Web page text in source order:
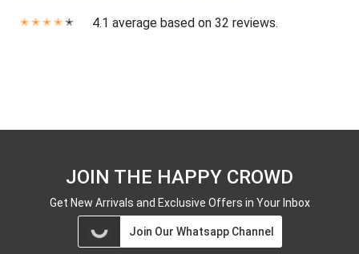
✭ ✭ ✭ ✭ ✭ 4.1 average based on 32 reviews.
JOIN THE HAPPY CROWD
Get New Arrivals and Exclusive Offers in Your Inbox
Join Our Whatsapp Channel